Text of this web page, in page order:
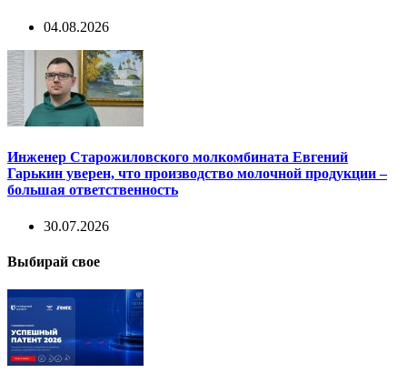
04.08.2026
Инженер Старожиловского молкомбината Евгений
Гарькин уверен, что производство молочной продукции –
большая ответственность
30.07.2026
Выбирай свое